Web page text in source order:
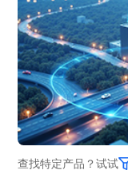
查找特定产品？试试